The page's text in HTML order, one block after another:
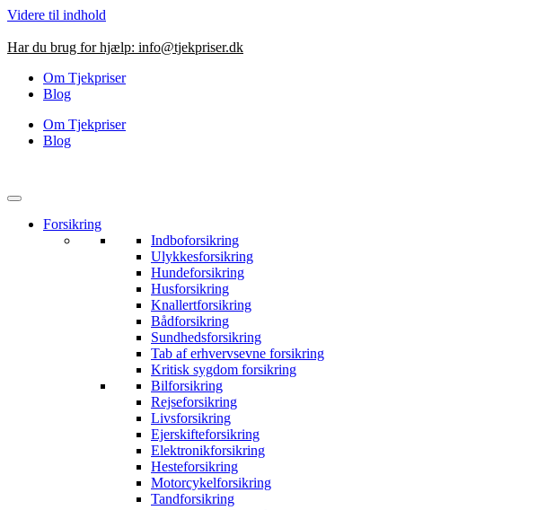
Videre til indhold
Har du brug for hjælp: info@tjekpriser.dk
Om Tjekpriser
Blog
Om Tjekpriser
Blog
Forsikring
Indboforsikring
Ulykkesforsikring
Hundeforsikring
Husforsikring
Knallertforsikring
Bådforsikring
Sundhedsforsikring
Tab af erhvervsevne forsikring
Kritisk sygdom forsikring
Bilforsikring
Rejseforsikring
Livsforsikring
Ejerskifteforsikring
Elektronikforsikring
Hesteforsikring
Motorcykelforsikring
Tandforsikring